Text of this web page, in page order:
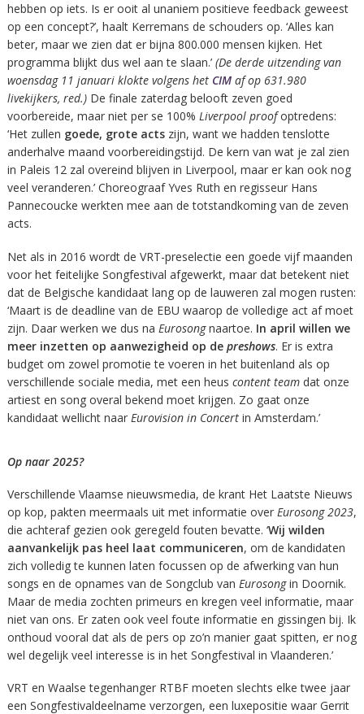
hebben op iets. Is er ooit al unaniem positieve feedback geweest
op een concept?’, haalt Kerremans de schouders op. ‘Alles kan
beter, maar we zien dat er bijna 800.000 mensen kijken. Het
programma blijkt dus wel aan te slaan.’ (De derde uitzending van
woensdag 11 januari klokte volgens het CIMaf op 631.980
livekijkers, red.) De finale zaterdag belooft zeven goed
voorbereide, maar niet per se 100% Liverpool proofoptredens:
‘Het zullen goede, grote actszijn, want we hadden tenslotte
anderhalve maand voorbereidingstijd. De kern van wat je zal zien
in Paleis 12 zal overeind blijven in Liverpool, maar er kan ook nog
veel veranderen.’ Choreograaf Yves Ruth en regisseur Hans
Pannecoucke werkten mee aan de totstandkoming van de zeven
acts.
Net als in 2016 wordt de VRT-preselectie een goede vijf maanden
voor het feitelijke Songfestival afgewerkt, maar dat betekent niet
dat de Belgische kandidaat lang op de lauweren zal mogen rusten:
‘Maart is de deadline van de EBU waarop de volledige act af moet
zijn. Daar werken we dus na Eurosongnaartoe. In april willen we
meer inzetten op aanwezigheid op de preshows. Er is extra
budget om zowel promotie te voeren in het buitenland als op
verschillende sociale media, met een heus content team dat onze
artiest en song overal bekend moet krijgen. Zo gaat onze
kandidaat wellicht naar Eurovision in Concert in Amsterdam.’
Op naar 2025?
Verschillende Vlaamse nieuwsmedia, de krant Het Laatste Nieuws
op kop, pakten meermaals uit met informatie over Eurosong 2023,
die achteraf gezien ook geregeld fouten bevatte. ‘Wij wilden
aanvankelijk pas heel laat communiceren, om de kandidaten
zich volledig te kunnen laten focussen op de afwerking van hun
songs en de opnames van de Songclub van Eurosongin Doornik.
Maar de media zochten primeurs en kregen veel informatie, maar
niet van ons. Er zaten ook veel foute informatie en gissingen bij. Ik
onthoud vooral dat als de pers op zo’n manier gaat spitten, er nog
wel degelijk veel interesse is in het Songfestival in Vlaanderen.’
VRT en Waalse tegenhanger RTBF moeten slechts elke twee jaar
een Songfestivaldeelname verzorgen, een luxepositie waar Gerrit